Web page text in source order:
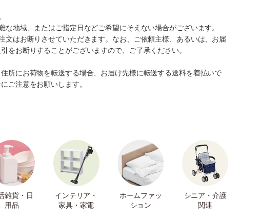
地域、またはご指定日などご希望にそえない場合がございます。
はお断りさせていただきます。なお、ご依頼主様、あるいは、お届
をお断りすることがございますので、ご了承ください。
所にお荷物を転送する場合、お届け先様に転送する送料を着払いで
ご注意をお願いします。
雑貨・日
用品
インテリア・
家具・家電
ホームファッ
ション
シニア・介護
関連